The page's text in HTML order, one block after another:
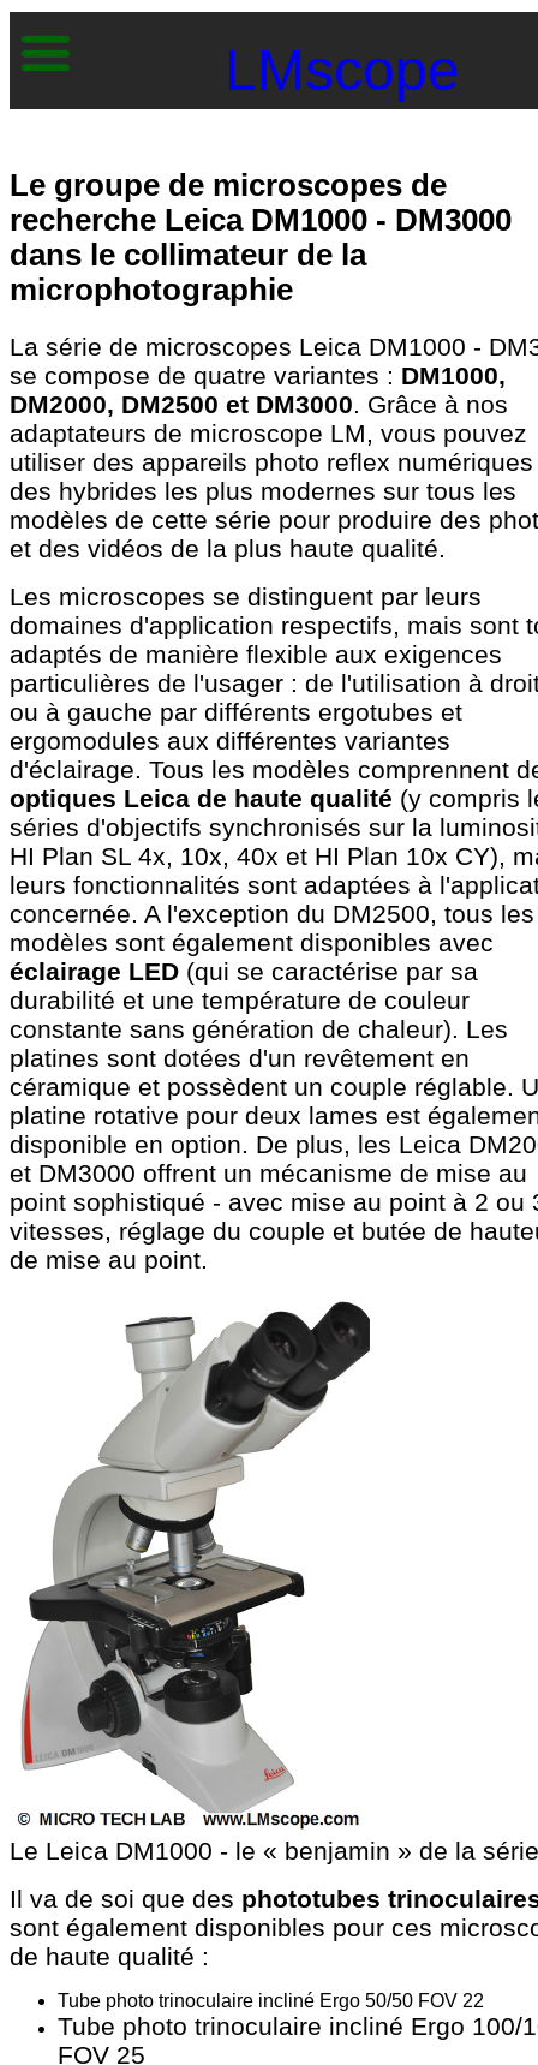
LMscope
Le groupe de microscopes de
recherche Leica DM1000 - DM3000
dans le collimateur de la
microphotographie
La série de microscopes Leica DM1000 -
se compose de quatre variantes : DM1000,
DM2000, DM2500 et DM3000. Grâce à nos
adaptateurs de microscope LM, vous pouvez
utiliser des appareils photo reflex
des hybrides les plus modernes sur tous les
modèles de cette série pour produire des
et des vidéos de la plus haute qualité.
Les microscopes se distinguent par leurs
domaines d'application respectifs, mais sont
adaptés de manière flexible aux exigences
particulières de l'usager : de l'utilisation à
ou à gauche par différents ergotubes et
ergomodules aux différentes variantes
d'éclairage. Tous les modèles comprennent
optiques Leica de haute qualité (y compris
séries d'objectifs synchronisés sur la
HI Plan SL 4x, 10x, 40x et HI Plan 10x CY),
leurs fonctionnalités sont adaptées à
concernée. A l'exception du DM2500, tous les
modèles sont également disponibles avec
éclairage LED (qui se caractérise par sa
durabilité et une température de couleur
constante sans génération de chaleur). Les
platines sont dotées d'un revêtement en
céramique et possèdent un couple réglable.
platine rotative pour deux lames est
disponible en option. De plus, les Leica
et DM3000 offrent un mécanisme de mise au
point sophistiqué - avec mise au point à 2 ou
vitesses, réglage du couple et butée de
de mise au point.
Le Leica DM1000 - le « benjamin » de la série
Il va de soi que des phototubes
sont également disponibles pour ces
de haute qualité :
Tube photo trinoculaire incliné Ergo 50/50 FOV 22
​​Tube photo trinoculaire incliné Ergo 100/
FOV 25